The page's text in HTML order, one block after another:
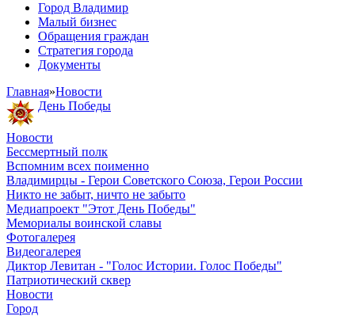
Город Владимир
Малый бизнес
Обращения граждан
Стратегия города
Документы
Главная»Новости
День Победы
Новости
Бессмертный полк
Вспомним всех поименно
Владимирцы - Герои Советского Союза, Герои России
Никто не забыт, ничто не забыто
Медиапроект "Этот День Победы"
Мемориалы воинской славы
Фотогалерея
Видеогалерея
Диктор Левитан - "Голос Истории. Голос Победы"
Патриотический сквер
Новости
Город